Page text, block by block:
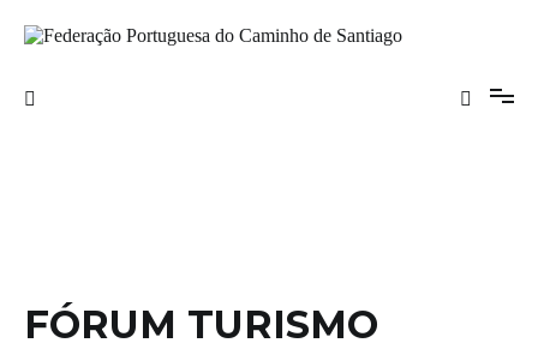
para
Santiago
FÓRUM TURISMO